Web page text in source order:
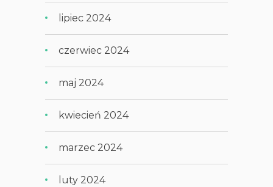
lipiec 2024
czerwiec 2024
maj 2024
kwiecień 2024
marzec 2024
luty 2024